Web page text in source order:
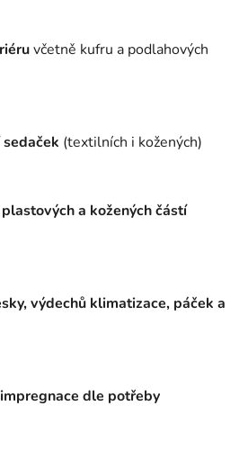
včetně kufru a podlahových
(textilních i kožených)
a kožených částí
výdechů klimatizace, páček a
dle potřeby